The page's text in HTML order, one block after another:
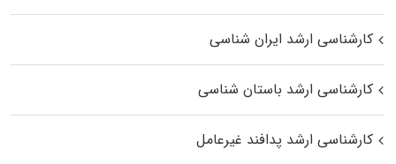
کارشناسی ارشد ایران شناسی
کارشناسی ارشد باستان شناسی
کارشناسی ارشد پدافند غیرعامل